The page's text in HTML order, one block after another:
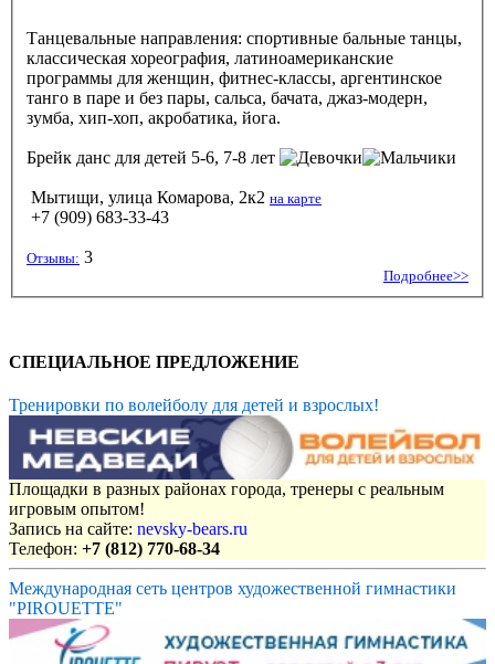
Танцевальные направления: спортивные бальные танцы,
классическая хореография, латиноамериканские
программы для женщин, фитнес-классы, аргентинское
танго в паре и без пары, сальса, бачата, джаз-модерн,
зумба, хип-хоп, акробатика, йога.
Брейк данс для детей 5-6, 7-8 лет
Мытищи, улица Комарова, 2к2 на карте
+7 (909) 683-33-43
Отзывы: 3
Подробнее>>
СПЕЦИАЛЬНОЕ ПРЕДЛОЖЕНИЕ
Тренировки по волейболу для детей и взрослых!
Площадки в разных районах города, тренеры с реальным
игровым опытом!
Запись на сайте: nevsky-bears.ru
Телефон: +7 (812) 770-68-34
Международная сеть центров художественной гимнастики
"PIROUETTE"